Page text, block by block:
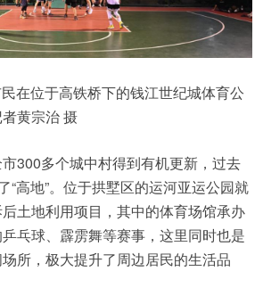
在位于高铁桥下的钱江世纪城体育公
黄宗治 摄
300多个城中村得到有机更新，过去
“高地”。位于拱墅区的运河亚运公园就
土地利用项目，其中的体育场馆承办
乓球、霹雳舞等赛事，这里同时也是
所，极大提升了周边居民的生活品